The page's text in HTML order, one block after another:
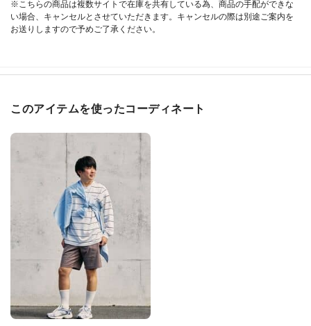
※こちらの商品は複数サイトで在庫を共有している為、商品の手配ができな
い場合、キャンセルとさせていただきます。キャンセルの際は別途ご案内を
お送りしますので予めご了承ください。
このアイテムを使ったコーディネート